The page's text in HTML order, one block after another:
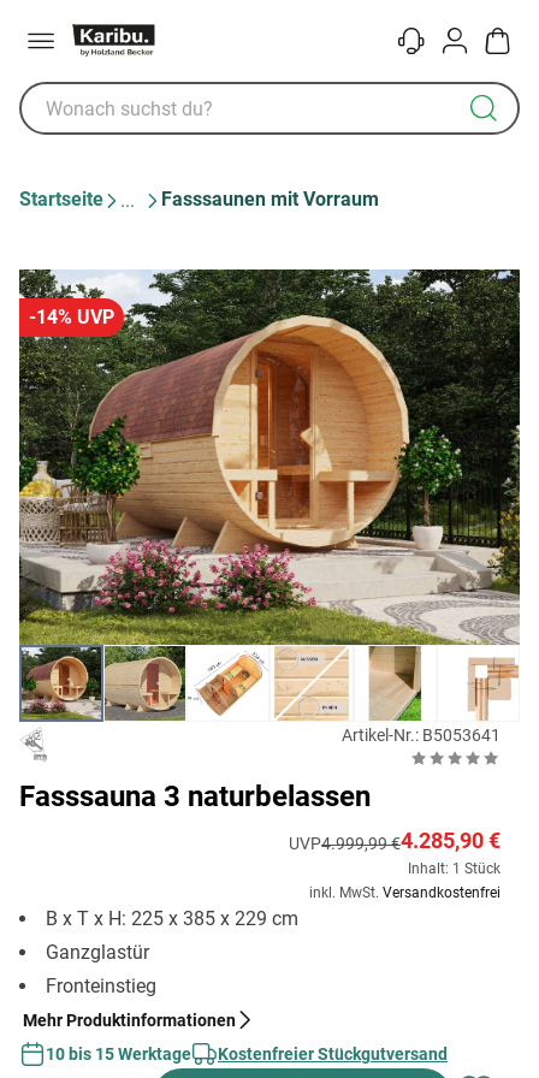
KontaktKonto
Startseite Fasssaunen mit Vorraum
-14% UVP
Artikel-Nr.: B5053641
Fasssauna 3 naturbelassen
UVP4.999,99 €4.285,90 €
Inhalt: 1 Stück
inkl. MwSt. Versandkostenfrei
B x T x H: 225 x 385 x 229 cm
Ganzglastür
Fronteinstieg
Mehr Produktinformationen
10 bis 15 Werktage
Kostenfreier Stückgutversand